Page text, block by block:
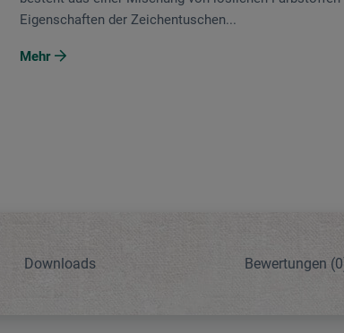
Eigenschaften der Zeichentuschen...
Mehr
Downloads Bewertungen